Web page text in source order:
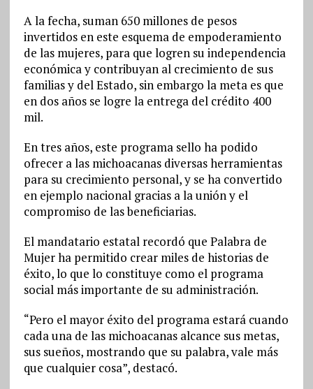
A la fecha, suman 650 millones de pesos
invertidos en este esquema de empoderamiento
de las mujeres, para que logren su independencia
económica y contribuyan al crecimiento de sus
familias y del Estado, sin embargo la meta es que
en dos años se logre la entrega del crédito 400
mil.
En tres años, este programa sello ha podido
ofrecer a las michoacanas diversas herramientas
para su crecimiento personal, y se ha convertido
en ejemplo nacional gracias a la unión y el
compromiso de las beneficiarias.
El mandatario estatal recordó que Palabra de
Mujer ha permitido crear miles de historias de
éxito, lo que lo constituye como el programa
social más importante de su administración.
“Pero el mayor éxito del programa estará cuando
cada una de las michoacanas alcance sus metas,
sus sueños, mostrando que su palabra, vale más
que cualquier cosa”, destacó.